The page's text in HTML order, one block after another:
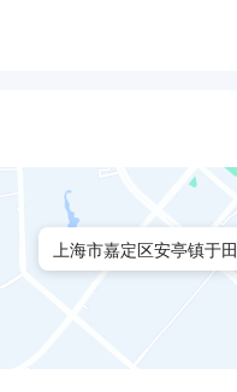
上海市嘉定区安亭镇于